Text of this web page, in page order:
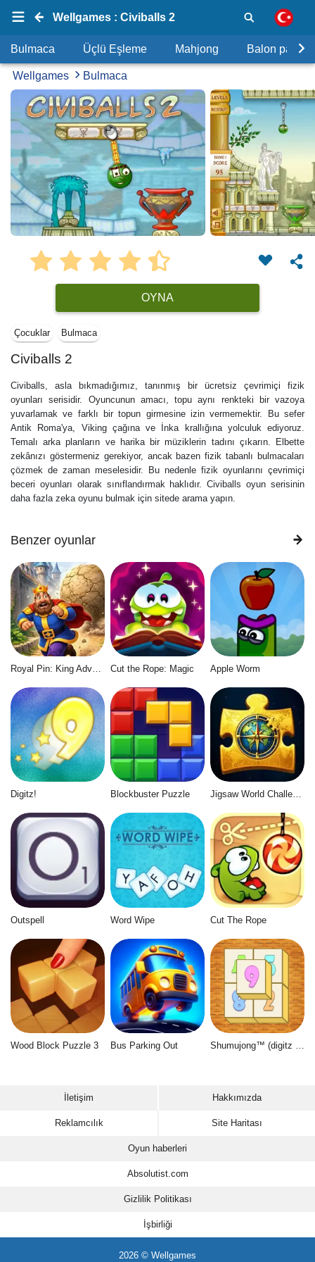
Wellgames : Civiballs 2
Bulmaca Üçlü Eşleme Mahjong Balon
Wellgames Bulmaca
OYNA
Çocuklar Bulmaca
Civiballs 2
Civiballs, asla bıkmadığımız, tanınmış bir ücretsiz çevrimiçi fizik
oyunları serisidir. Oyuncunun amacı, topu aynı renkteki bir vazoya
yuvarlamak ve farklı bir topun girmesine izin vermemektir. Bu sefer
Antik Roma'ya, Viking çağına ve İnka krallığına yolculuk ediyoruz.
Temalı arka planların ve harika bir müziklerin tadını çıkarın. Elbette
zekânızı göstermeniz gerekiyor, ancak bazen fizik tabanlı bulmacaları
çözmek de zaman meselesidir. Bu nedenle fizik oyunlarını çevrimiçi
beceri oyunları olarak sınıflandırmak haklıdır. Civiballs oyun serisinin
daha fazla zeka oyunu bulmak için sitede arama yapın.
Benzer oyunlar
Cut the Rope: Magic Apple Worm
Digitz! Blockbuster Puzzle Jigsaw World Challenge
Outspell Word Wipe Cut The Rope
Wood Block Puzzle 3 Bus Parking Out
İletişim Hakkımızda
Reklamcılık Site Haritası
Oyun haberleri
Absolutist.com
Gizlilik Politikası
İşbirliği
2026 © Wellgames